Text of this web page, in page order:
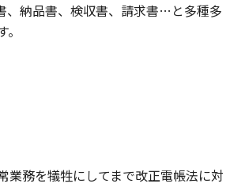
、納品書、検収書、請求書…と多種多
務を犠牲にしてまで改正電帳法に対